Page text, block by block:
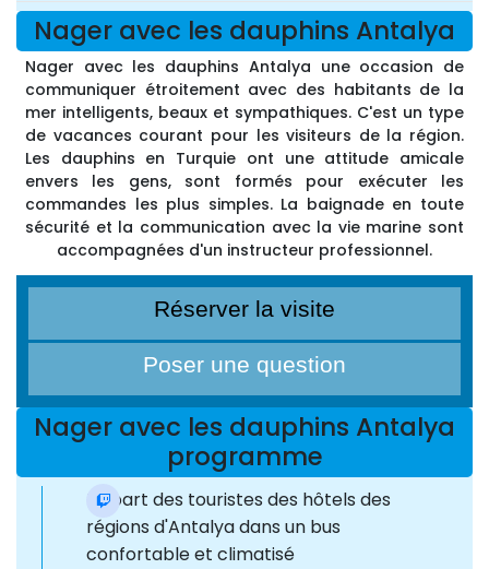
Nager avec les dauphins Antalya
Nager avec les dauphins Antalya une occasion de
communiquer étroitement avec des habitants de la
mer intelligents, beaux et sympathiques. C'est un type
de vacances courant pour les visiteurs de la région.
Les dauphins en Turquie ont une attitude amicale
envers les gens, sont formés pour exécuter les
commandes les plus simples. La baignade en toute
sécurité et la communication avec la vie marine sont
accompagnées d'un instructeur professionnel.
Réserver la visite
Poser une question
Nager avec les dauphins Antalya
programme
Départ des touristes des hôtels des
régions d'Antalya dans un bus
confortable et climatisé